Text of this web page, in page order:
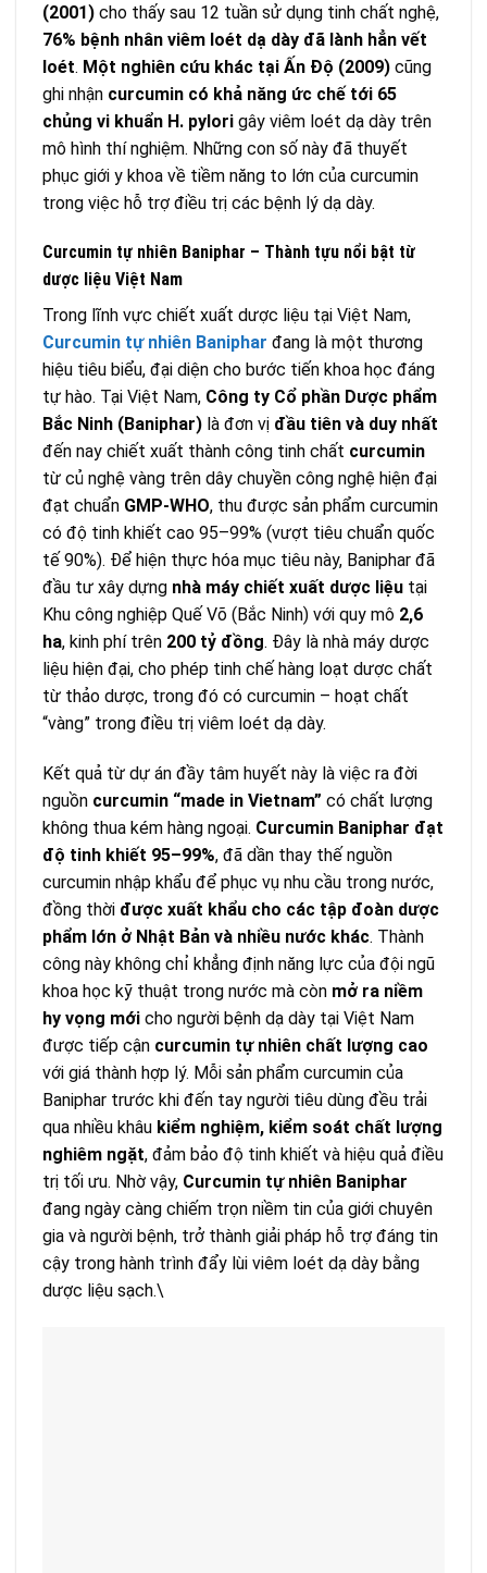
(2001) cho thấy sau 12 tuần sử dụng tinh chất nghệ,
76% bệnh nhân viêm loét dạ dày đã lành hẳn vết
loét. Một nghiên cứu khác tại Ấn Độ (2009) cũng
ghi nhận curcumin có khả năng ức chế tới 65
chủng vi khuẩn H. pylori gây viêm loét dạ dày trên
mô hình thí nghiệm. Những con số này đã thuyết
phục giới y khoa về tiềm năng to lớn của curcumin
trong việc hỗ trợ điều trị các bệnh lý dạ dày.
Curcumin tự nhiên Baniphar – Thành tựu nổi bật từ
dược liệu Việt Nam
Trong lĩnh vực chiết xuất dược liệu tại Việt Nam,
Curcumin tự nhiên Baniphar đang là một thương
hiệu tiêu biểu, đại diện cho bước tiến khoa học đáng
tự hào. Tại Việt Nam, Công ty Cổ phần Dược phẩm
Bắc Ninh (Baniphar) là đơn vị đầu tiên và duy nhất
đến nay chiết xuất thành công tinh chất curcumin
từ củ nghệ vàng trên dây chuyền công nghệ hiện đại
đạt chuẩn GMP-WHO, thu được sản phẩm curcumin
có độ tinh khiết cao 95–99% (vượt tiêu chuẩn quốc
tế 90%). Để hiện thực hóa mục tiêu này, Baniphar đã
đầu tư xây dựng nhà máy chiết xuất dược liệu tại
Khu công nghiệp Quế Võ (Bắc Ninh) với quy mô 2,6
ha, kinh phí trên 200 tỷ đồng. Đây là nhà máy dược
liệu hiện đại, cho phép tinh chế hàng loạt dược chất
từ thảo dược, trong đó có curcumin – hoạt chất
“vàng” trong điều trị viêm loét dạ dày.
Kết quả từ dự án đầy tâm huyết này là việc ra đời
nguồn curcumin “made in Vietnam” có chất lượng
không thua kém hàng ngoại. Curcumin Baniphar đạt
độ tinh khiết 95–99%, đã dần thay thế nguồn
curcumin nhập khẩu để phục vụ nhu cầu trong nước,
đồng thời được xuất khẩu cho các tập đoàn dược
phẩm lớn ở Nhật Bản và nhiều nước khác. Thành
công này không chỉ khẳng định năng lực của đội ngũ
khoa học kỹ thuật trong nước mà còn mở ra niềm
hy vọng mới cho người bệnh dạ dày tại Việt Nam
được tiếp cận curcumin tự nhiên chất lượng cao
với giá thành hợp lý. Mỗi sản phẩm curcumin của
Baniphar trước khi đến tay người tiêu dùng đều trải
qua nhiều khâu kiểm nghiệm, kiểm soát chất lượng
nghiêm ngặt, đảm bảo độ tinh khiết và hiệu quả điều
trị tối ưu. Nhờ vậy, Curcumin tự nhiên Baniphar
đang ngày càng chiếm trọn niềm tin của giới chuyên
gia và người bệnh, trở thành giải pháp hỗ trợ đáng tin
cậy trong hành trình đẩy lùi viêm loét dạ dày bằng
dược liệu sạch.\